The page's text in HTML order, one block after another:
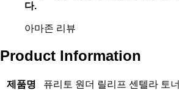
다.
아마존 리뷰
Product Information
제품명
퓨리토 원더 릴리프 센텔라 토너